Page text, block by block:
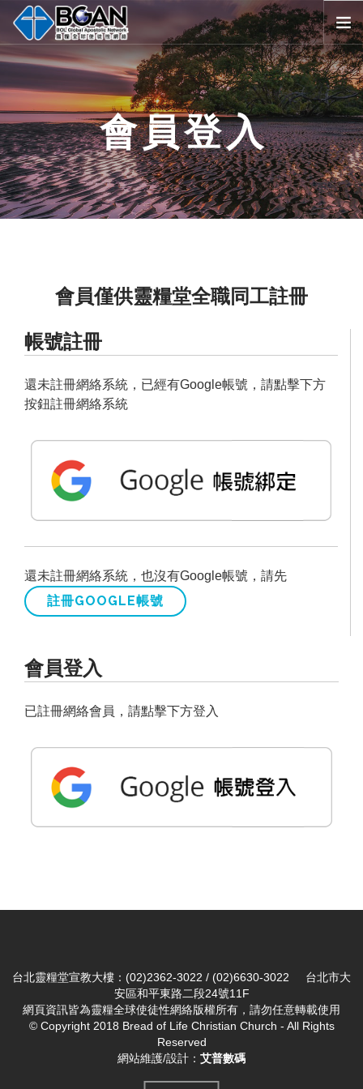
首頁
全球堂會
消息公告
影音媒體
代禱事項
資源共享
SELECT LANGUAGE
會員登入
會員登入
會員僅供靈糧堂全職同工註冊
帳號註冊
還未註冊網絡系統，已經有Google帳號，請點擊下方
按鈕註冊網絡系統
還未註冊網絡系統，也沒有Google帳號，請先
註冊GOOGLE帳號
會員登入
已註冊網絡會員，請點擊下方登入
台北靈糧堂宣教大樓：(02)2362-3022 / (02)6630-3022 台北市大
安區和平東路二段24號11F
網頁資訊皆為靈糧全球使徒性網絡版權所有，請勿任意轉載使用
© Copyright 2018 Bread of Life Christian Church - All Rights
Reserved
網站維護/設計： 艾普數碼